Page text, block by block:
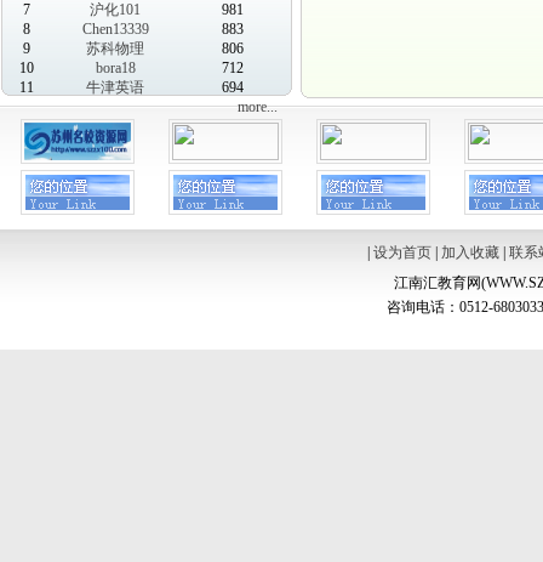
7
沪化101
981
8
Chen13339
883
9
苏科物理
806
10
bora18
712
11
牛津英语
694
more...
设为首页| 加入收藏| 联系
江南汇教育网
咨询电话：0512-